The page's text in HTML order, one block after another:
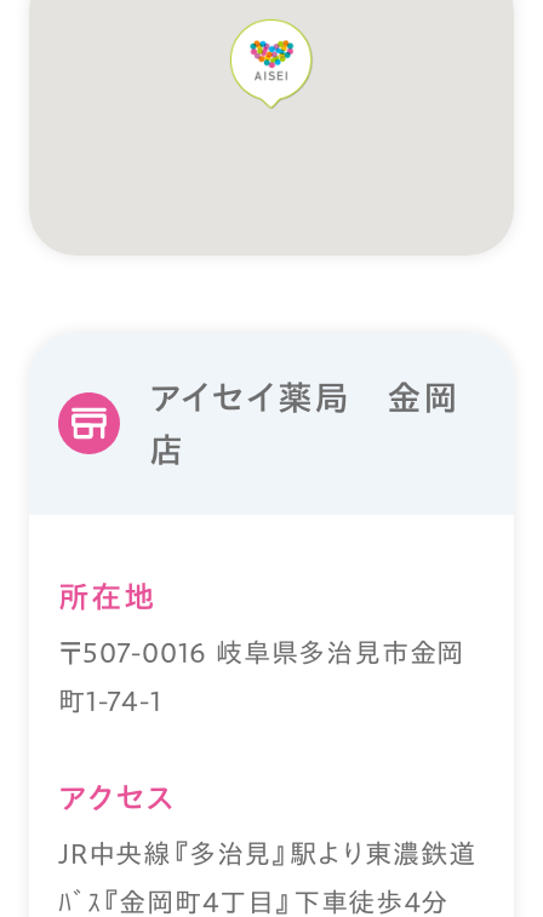
アイセイ薬局 金岡
店
所在地
〒507-0016 岐阜県多治見市金岡
町1-74-1
アクセス
JR中央線『多治見』駅より東濃鉄道
ﾊﾞｽ『金岡町4丁目』下車徒歩４分